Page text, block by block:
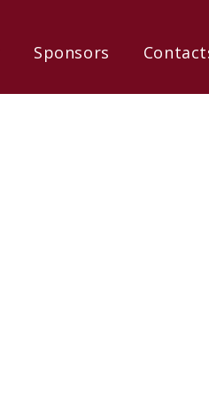
Sponsors